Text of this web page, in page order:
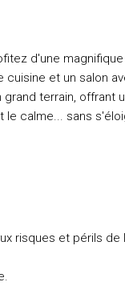
d'une
cuisine et un salon
terrain, offrant
calme... sans
risques et périls de